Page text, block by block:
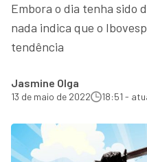
Embora o dia tenha sido
nada indica que o
tendência
Jasmine Olga
13 de maio de 2022 18:51 -